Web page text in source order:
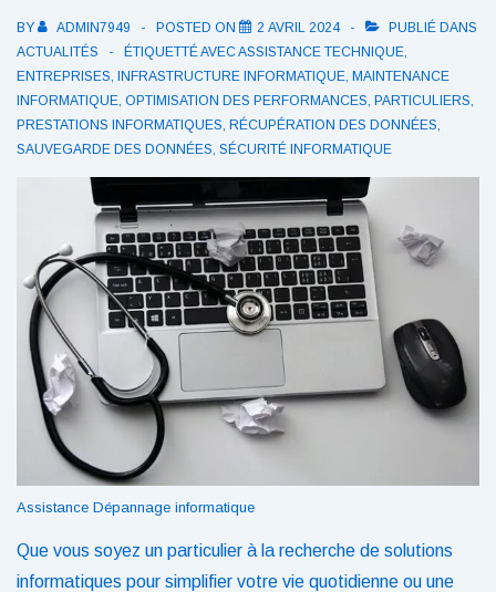
BY ADMIN7949 POSTED ON 2 AVRIL 2024
PUBLIÉ DANS
ACTUALITÉS
ÉTIQUETTÉ AVECASSISTANCE TECHNIQUE,
ENTREPRISES, INFRASTRUCTURE INFORMATIQUE, MAINTENANCE
INFORMATIQUE, OPTIMISATION DES PERFORMANCES, PARTICULIERS,
PRESTATIONS INFORMATIQUES, RÉCUPÉRATION DES DONNÉES,
SAUVEGARDE DES DONNÉES, SÉCURITÉ INFORMATIQUE
Assistance Dépannage informatique
Que vous soyez un particulier à la recherche de solutions
informatiques pour simplifier votre vie quotidienne ou une